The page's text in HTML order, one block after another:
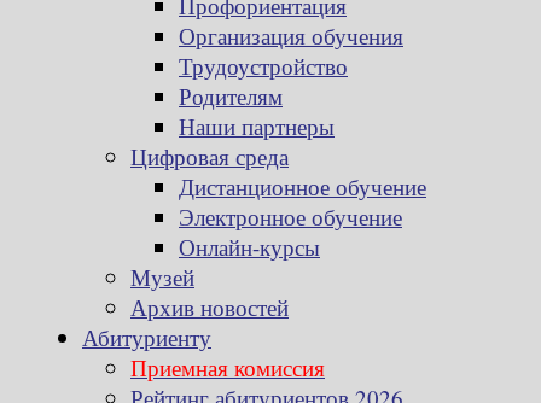
Организация обучения
Трудоустройство
Родителям
Наши партнеры
Цифровая среда
Дистанционное обучение
Электронное обучение
Онлайн-курсы
Музей
Архив новостей
Абитуриенту
Приемная комиссия